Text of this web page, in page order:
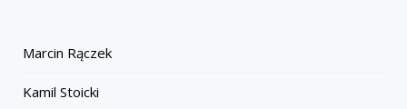
Marcin Rączek
Kamil Stoicki